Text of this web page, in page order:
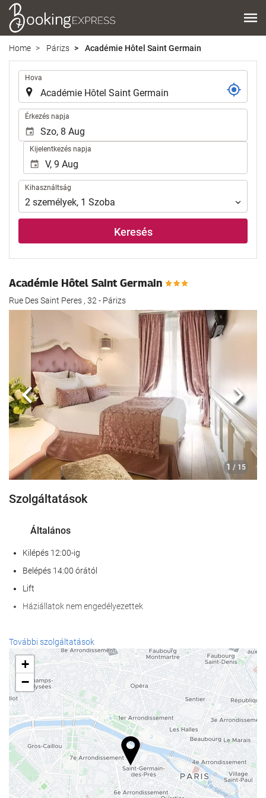
Home Párizs Académie Hôtel Saint Germain
Hova
Érkezés napja
Kijelentkezés napja
Kihasználtság
Kihasználtság
2 személyek, 1 Szoba
Keresés
Académie Hôtel Saint Germain
Rue Des Saint Peres , 32 - Párizs
1 / 15
Előző
Szolgáltatások
Általános
Kilépés 12:00-ig
Belépés 14:00 órától
Lift
Háziállatok nem engedélyezettek
Recepció szolgáltatások
24 órás recepció
poggyászmegőrzés
Étel és ital
Bár
Internet
Ingyenes Wi-Fi
További szolgáltatások
+
−